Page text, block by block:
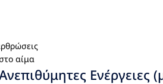
αίμα